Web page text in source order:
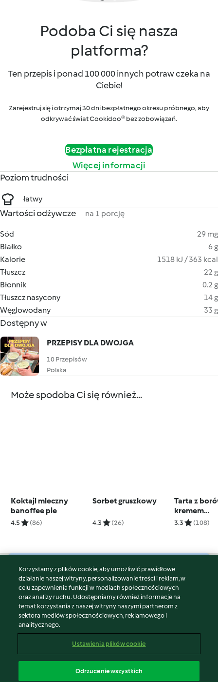
Podoba Ci się nasza
platforma?
Ten przepis i ponad 100 000 innych potraw czeka na
Ciebie!
Zarejestruj się i otrzymaj 30 dni bezpłatnego okresu próbnego, aby
odkrywać świat Cookidoo® bez zobowiązań.
Bezpłatna rejestracja
Więcej informacji
Poziom trudności
łatwy
Wartości odżywcze na 1 porcję
Sód
29 mg
Białko
6 g
Kalorie
1518 kJ / 363 kcal
Tłuszcz
22 g
Błonnik
0.2 g
Tłuszcz nasycony
14 g
Węglowodany
33 g
Dostępny w
PRZEPISY DLA DWOJGA
10 Przepisów
Polska
Może spodoba Ci się również...
Koktajl mleczny
banoffee pie
4.5 (86)
Sorbet gruszkowy
4.3 (26)
Tarta z
kremem
3.3 (108)
© Copyright 2026
Warunki korzystania
Polityka prywatności
Disclaimer
Znak wydawcy
Zgłoś treść
Oświadczenie o dostępności
Korzystamy z plików cookie, aby umożliwić prawidłowe
działanie naszej witryny, personalizowanie treści i reklam, w
celu zapewnienia funkcji w mediach społecznościowych
oraz analizy ruchu. Udostępniamy również informacje na
temat korzystania z naszej witryny naszymi partnerom z
sektora mediów społecznościowych, reklamowego i
analitycznego.
Ustawienia plików cookie
Odrzucenie wszystkich